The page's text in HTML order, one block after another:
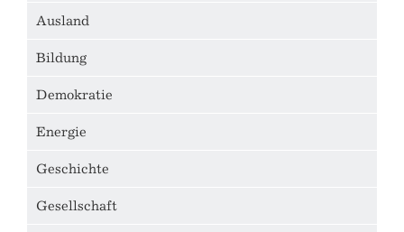
Ausland
Bildung
Demokratie
Energie
Geschichte
Gesellschaft